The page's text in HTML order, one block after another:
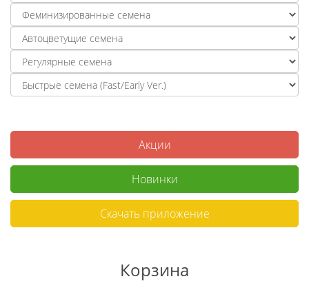
Акции
Новинки
Скачать приложение
Корзина